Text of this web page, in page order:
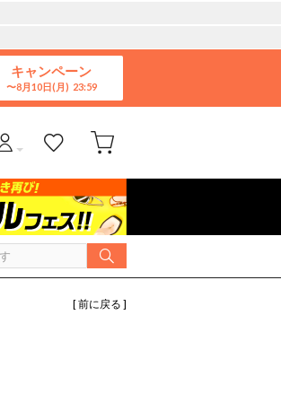
キャンペーン
8月10日(月)
[ 前に戻る ]